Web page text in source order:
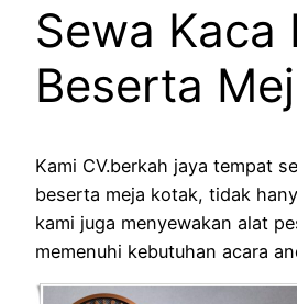
Sewa Kaca
Beserta
Kami CV.berkah jaya tempat
beserta meja kotak, tidak
kami juga menyewakan alat
memenuhi kebutuhan acara